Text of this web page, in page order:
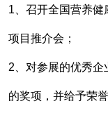
1、召开全国营养
项目推介会；
2、对参展的优秀
的奖项，并给予荣